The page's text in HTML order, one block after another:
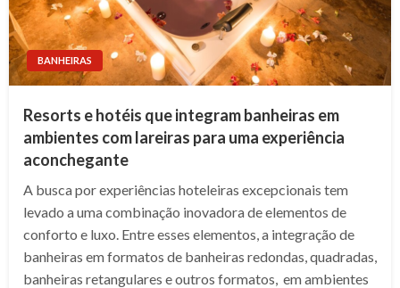
BANHEIRAS
Resorts e hotéis que integram banheiras em
ambientes com lareiras para uma experiência
aconchegante
A busca por experiências hoteleiras excepcionais tem
levado a uma combinação inovadora de elementos de
conforto e luxo. Entre esses elementos, a integração de
banheiras em formatos de banheiras redondas, quadradas,
banheiras retangulares e outros formatos, em ambientes